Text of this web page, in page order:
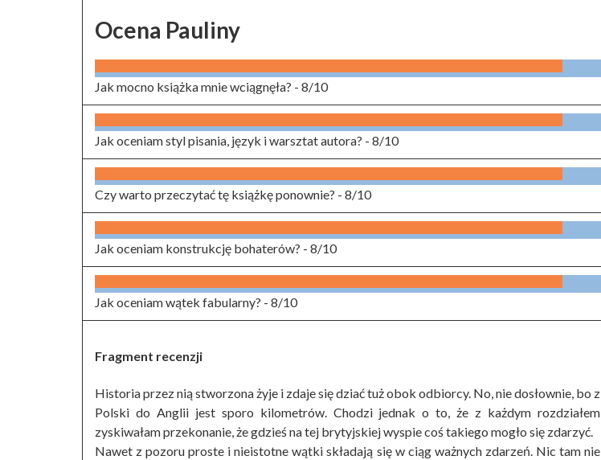
Ocena Pauliny
Jak mocno książka mnie wciągnęła? - 8/10
Jak oceniam styl pisania, język i warsztat autora? - 8/10
Czy warto przeczytać tę książkę ponownie? - 8/10
Jak oceniam konstrukcję bohaterów? - 8/10
Jak oceniam wątek fabularny? - 8/10
Fragment recenzji
Historia przez nią stworzona żyje i zdaje się dziać tuż obok odbiorcy. No, nie dosłownie, bo z
Polski do Anglii jest sporo kilometrów. Chodzi jednak o to, że z każdym rozdziałem
zyskiwałam przekonanie, że gdzieś na tej brytyjskiej wyspie coś takiego mogło się zdarzyć.
Nawet z pozoru proste i nieistotne wątki składają się w ciąg ważnych zdarzeń. Nic tam nie